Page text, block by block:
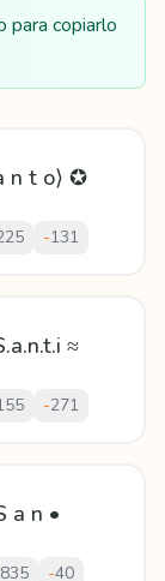
para copiarlo
n t o⟩ ✪
-131
≈
-271
a n •
-40